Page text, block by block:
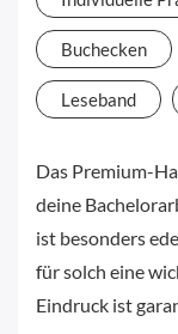
Buchecken
Leseband
Das Premium-
deine
ist besonders
für solch eine
Eindruck ist